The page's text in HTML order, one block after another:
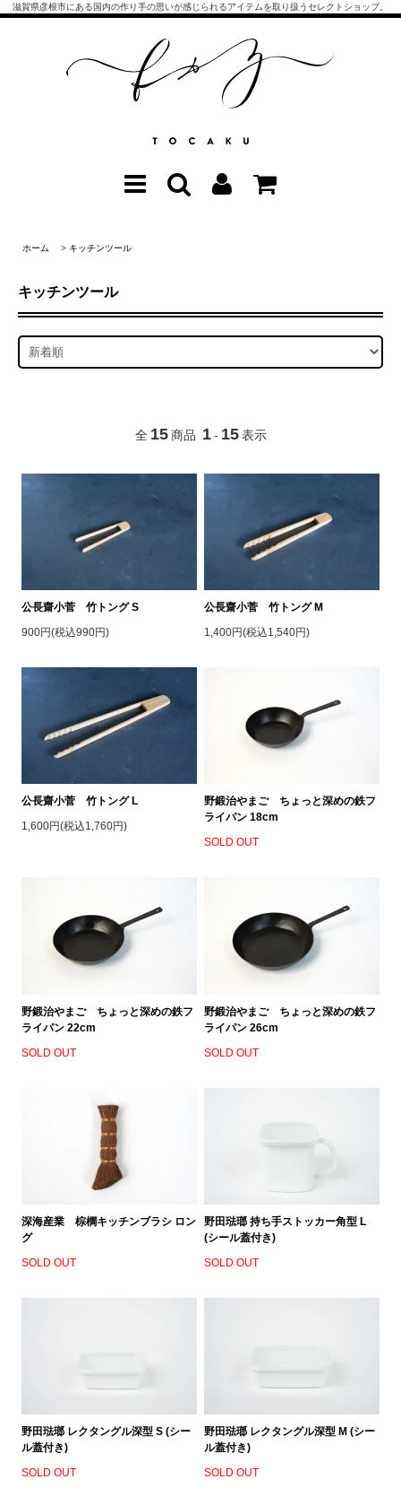
滋賀県彦根市にある国内の作り手の思いが感じられるアイテムを取り扱うセレクトショップ。
ホーム > キッチンツール
キッチンツール
全 15 商品 1 - 15 表示
公長齋小菅 竹トング S
900円(税込990円)
公長齋小菅 竹トング M
1,400円(税込1,540円)
公長齋小菅 竹トング L
1,600円(税込1,760円)
野鍛治やまご ちょっと深めの鉄フ
ライパン 18cm
SOLD OUT
野鍛治やまご ちょっと深めの鉄フ
ライパン 22cm
SOLD OUT
野鍛治やまご ちょっと深めの鉄フ
ライパン 26cm
SOLD OUT
深海産業 棕櫚キッチンブラシ ロン
グ
SOLD OUT
野田琺瑯 持ち手ストッカー角型 L
(シール蓋付き)
SOLD OUT
野田琺瑯 レクタングル深型 S (シー
ル蓋付き)
SOLD OUT
野田琺瑯 レクタングル深型 M (シー
ル蓋付き)
SOLD OUT